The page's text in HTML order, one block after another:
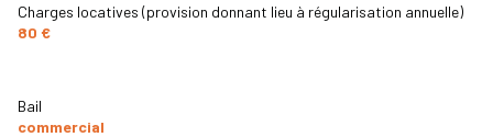
Charges locatives (provision donnant lieu à régularisation annuelle)
80 €
Bail
commercial